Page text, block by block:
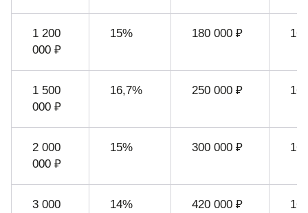
1 200
000 ₽
15% 180 000 ₽
1 500
000 ₽
16,7% 250 000 ₽
2 000
000 ₽
15% 300 000 ₽
3 000
14% 420 000 ₽